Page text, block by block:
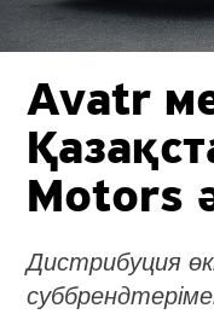
Avatr
Motors
Дистрибуция